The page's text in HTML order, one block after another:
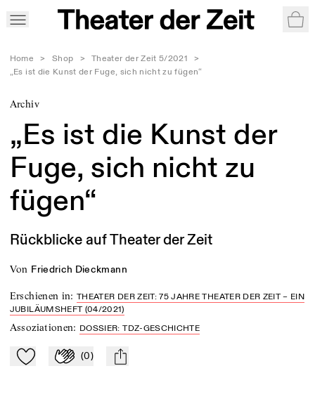
Home > Shop > Theater der Zeit 5/2021
>
„Es ist die Kunst der Fuge, sich nicht zu fügen“
Archiv
„Es ist die Kunst der
Fuge, sich nicht zu
fügen“
Rückblicke auf Theater der Zeit
von Friedrich Dieckmann
Erschienen in:THEATER DER ZEIT: 75 JAHRE THEATER DER ZEIT – EIN
JUBILÄUMSHEFT (04/2021)
Assoziationen: DOSSIER: TDZ-GESCHICHTE
Zu Mein-TdZ hinzufügen
Applaudieren
(0) mail